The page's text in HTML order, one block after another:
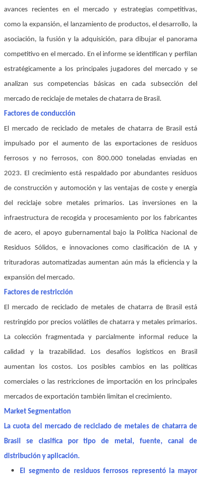
avances recientes en el mercado y estrategias competitivas,
como la expansión, el lanzamiento de productos, el desarrollo, la
asociación, la fusión y la adquisición, para dibujar el panorama
competitivo en el mercado. En el informe se identifican y perfilan
estratégicamente a los principales jugadores del mercado y se
analizan sus competencias básicas en cada subsección del
mercado de reciclaje de metales de chatarra de Brasil.
Factores de conducción
El mercado de reciclado de metales de chatarra de Brasil está
impulsado por el aumento de las exportaciones de residuos
ferrosos y no ferrosos, con 800.000 toneladas enviadas en
2023. El crecimiento está respaldado por abundantes residuos
de construcción y automoción y las ventajas de coste y energía
del reciclaje sobre metales primarios. Las inversiones en la
infraestructura de recogida y procesamiento por los fabricantes
de acero, el apoyo gubernamental bajo la Política Nacional de
Residuos Sólidos, e innovaciones como clasificación de IA y
trituradoras automatizadas aumentan aún más la eficiencia y la
expansión del mercado.
Factores de restricción
El mercado de reciclado de metales de chatarra de Brasil está
restringido por precios volátiles de chatarra y metales primarios.
La colección fragmentada y parcialmente informal reduce la
calidad y la trazabilidad. Los desafíos logísticos en Brasil
aumentan los costos. Los posibles cambios en las políticas
comerciales o las restricciones de importación en los principales
mercados de exportación también limitan el crecimiento.
Market Segmentation
La cuota del mercado de reciclado de metales de chatarra de
Brasil se clasifica por tipo de metal, fuente, canal de
distribución y aplicación.
El segmento de residuos ferrosos representó la mayor